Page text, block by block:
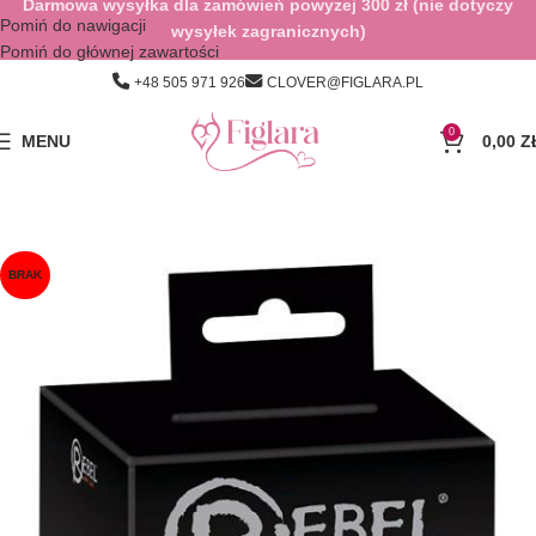
Pomiń do nawigacji
Pomiń do głównej zawartości
+48 505 971 926 CLOVER@FIGLARA.PL
MENU 0 0,00
BRAK
Darmowa wysyłka dla zamówień powyżej 300 zł (nie dotyczy
wysyłek zagranicznych)